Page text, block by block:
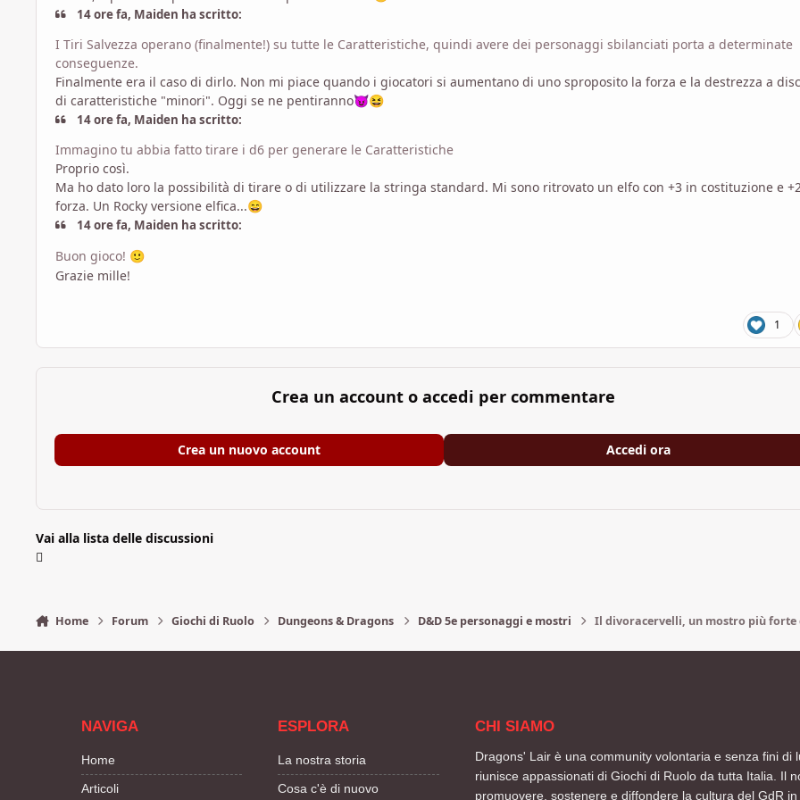
14 ore fa, Maiden ha scritto:
I Tiri Salvezza operano (finalmente!) su tutte le Caratteristiche, quindi avere dei personaggi sbilanciati porta a determinate
conseguenze.
Finalmente era il caso di dirlo. Non mi piace quando i giocatori si aumentano di uno sproposito la forza e la destrezza a
di caratteristiche "minori". Oggi se ne pentiranno😈😆
14 ore fa, Maiden ha scritto:
Immagino tu abbia fatto tirare i d6 per generare le Caratteristiche
Proprio così.
Ma ho dato loro la possibilità di tirare o di utilizzare la stringa standard. Mi sono ritrovato un elfo con +3 in costituzione e
forza. Un Rocky versione elfica...😄
14 ore fa, Maiden ha scritto:
Buon gioco! 🙂
Grazie mille!
1
Crea un account o accedi per commentare
Crea un nuovo account Accedi ora
Vai alla lista delle discussioni
Home Forum Giochi di Ruolo Dungeons & Dragons D&D 5e personaggi e mostri Il divoracervelli, un mostro più forte
NAVIGA
Home
Articoli
ESPLORA
La nostra storia
Cosa c'è di nuovo
CHI SIAMO
Dragons' Lair è una community volontaria e senza fini di
riunisce appassionati di Giochi di Ruolo da tutta Italia. Il
promuovere, sostenere e diffondere la cultura del GdR